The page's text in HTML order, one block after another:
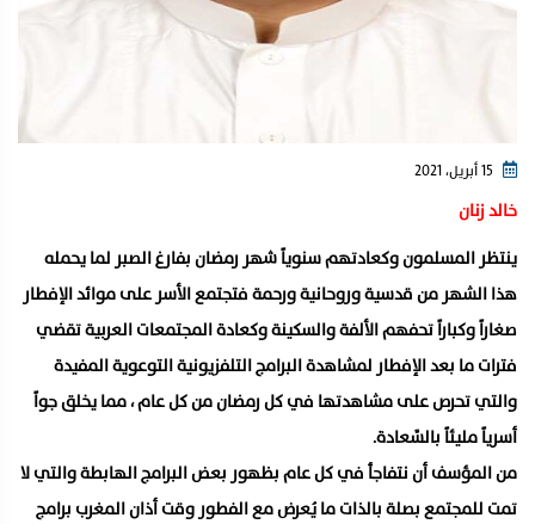
خالد زنان
ينتظر المسلمون وكعادتهم سنوياً شهر رمضان بفارغ الصبر لما يحمله
هذا الشهر من قدسية وروحانية ورحمة فتجتمع الأسر على موائد الإفطار
صغاراً وكباراً تحفهم الألفة والسكينة وكعادة المجتمعات العربية تقضي
فترات ما بعد الإفطار لمشاهدة البرامج التلفزيونية التوعوية المفيدة
والتي تحرص على مشاهدتها في كل رمضان من كل عام ، مما يخلق جواً
أسرياً مليئاً بالسَّعادة.
من المؤسف أن نتفاجأ في كل عام بظهور بعض البرامج الهابطة والتي لا
تمت للمجتمع بصلة بالذات ما يُعرض مع الفطور وقت أذان المغرب برامج